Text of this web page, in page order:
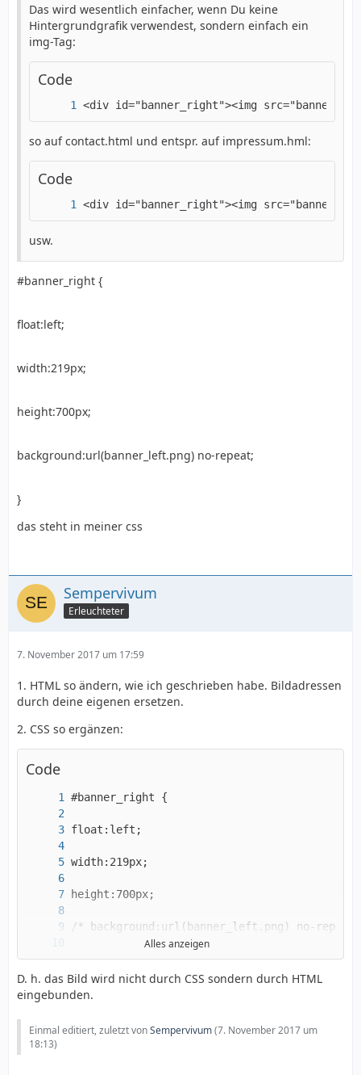
Das wird wesentlich einfacher, wenn Du keine
Hintergrundgrafik verwendest, sondern einfach ein
img-Tag:
Code
<div id="banner_right"><img
so auf contact.html und entspr. auf impressum.hml:
Code
<div id="banner_right"><img
usw.
#banner_right {
float:left;
width:219px;
height:700px;
background:url(banner_left.png) no-repeat;
}
das steht in meiner css
Sempervivum
Erleuchteter
7. November 2017 um 17:59
1. HTML so ändern, wie ich geschrieben habe. Bildadressen
durch deine eigenen ersetzen.
2. CSS so ergänzen:
Code
Alles anzeigen
D. h. das Bild wird nicht durch CSS sondern durch HTML
eingebunden.
Einmal editiert, zuletzt vonSempervivum(7. November 2017 um
18:13)